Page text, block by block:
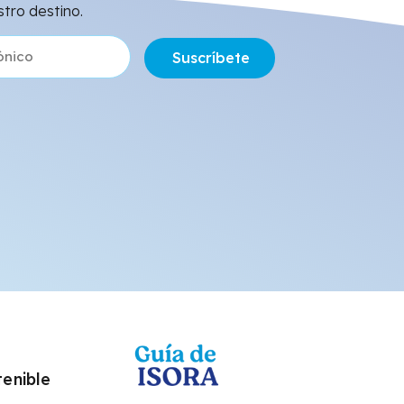
destino.
Suscríbete